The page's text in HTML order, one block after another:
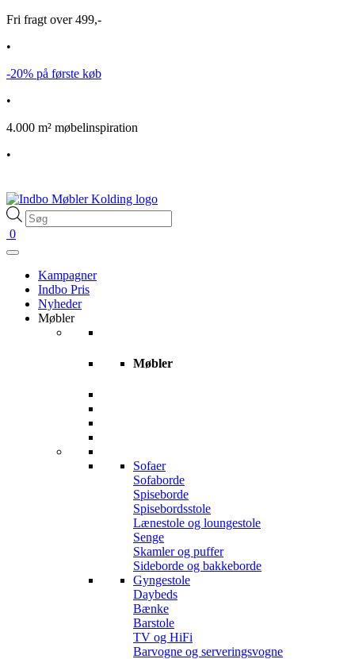
Fri fragt over 499,-
•
-20% på første køb
•
4.000 m² møbelinspiration
•
Products
search
0
Kampagner
Indbo Pris
Nyheder
Møbler
Møbler
Sofaer
Sofaborde
Spiseborde
Spisebordsstole
Lænestole og loungestole
Senge
Skamler og puffer
Sideborde og bakkeborde
Gyngestole
Daybeds
Bænke
Barstole
TV og HiFi
Barvogne og serveringsvogne